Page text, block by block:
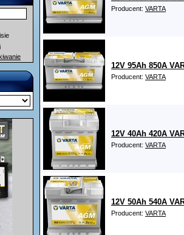
Producent: VARTA
12V 95Ah 850A
Producent: VARTA
12V 40Ah 420A
Producent: VARTA
12V 50Ah 540A
Producent: VARTA